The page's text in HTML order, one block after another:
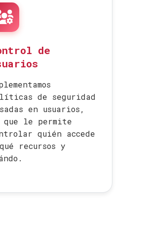
de
de seguridad
en usuarios,
que le permite
quién accede
recursos y